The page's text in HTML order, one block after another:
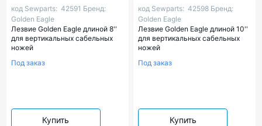
код Sewparts: 42591 Бренд:
Golden Eagle
Лезвие Golden Eagle длиной 8''
для вертикальных сабельных
ножей
Под заказ
Купить
код Sewparts: 42598 Бренд:
Golden Eagle
Лезвие Golden Eagle длиной 10''
для вертикальных сабельных
ножей
Под заказ
Купить